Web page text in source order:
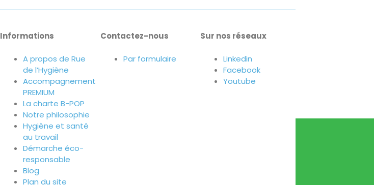
Informations
A propos de Rue
de l’Hygiène
Accompagnement
PREMIUM
La charte B-POP
Notre philosophie
Hygiène et santé
au travail
Démarche éco-
responsable
Blog
Plan du site
Contactez-nous
Par formulaire
Sur nos réseaux
Linkedin
Facebook
Youtube